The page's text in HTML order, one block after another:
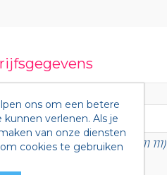
landscode (b.v. NL 1111 11 111)
ons om een betere
kunnen verlenen. Als je
van onze diensten
cookies te gebruiken